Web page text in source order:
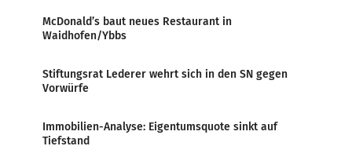
McDonald’s baut neues Restaurant in
Waidhofen/Ybbs
Stiftungsrat Lederer wehrt sich in den SN gegen
Vorwürfe
Immobilien-Analyse: Eigentumsquote sinkt auf
Tiefstand